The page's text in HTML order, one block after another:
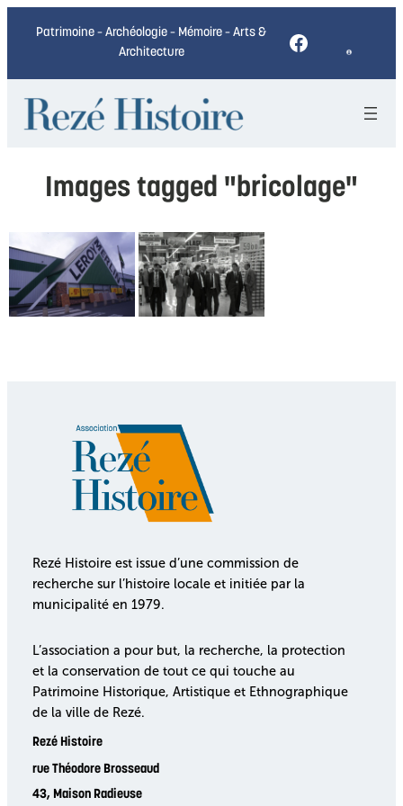
Patrimoine – Archéologie – Mémoire – Arts &
Architecture
Facebook
Images tagged "bricolage"
Rezé Histoire est issue d’une commission de
recherche sur l’histoire locale et initiée par la
municipalité en 1979.
L’association a pour but, la recherche, la protection
et la conservation de tout ce qui touche au
Patrimoine Historique, Artistique et Ethnographique
de la ville de Rezé.
Rezé Histoire
rue Théodore Brosseaud
43, Maison Radieuse